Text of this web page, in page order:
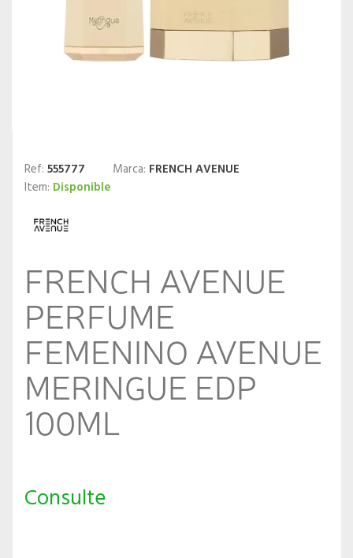
Ref: 555777 Marca: FRENCH AVENUE
Item: Disponible
FRENCH AVENUE
PERFUME
FEMENINO AVENUE
MERINGUE EDP
100ML
Consulte